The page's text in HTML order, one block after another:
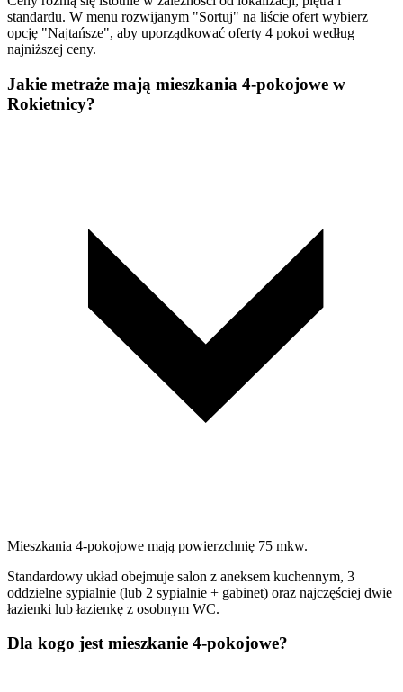
standardu. W menu rozwijanym "Sortuj" na liście ofert wybierz
opcję "Najtańsze", aby uporządkować oferty 4 pokoi według
najniższej ceny.
Jakie metraże mają mieszkania 4-pokojowe w
Rokietnicy?
Mieszkania 4-pokojowe mają powierzchnię 75 mkw.
Standardowy układ obejmuje salon z aneksem kuchennym, 3
oddzielne sypialnie (lub 2 sypialnie + gabinet) oraz najczęściej dwie
łazienki lub łazienkę z osobnym WC.
Dla kogo jest mieszkanie 4-pokojowe?